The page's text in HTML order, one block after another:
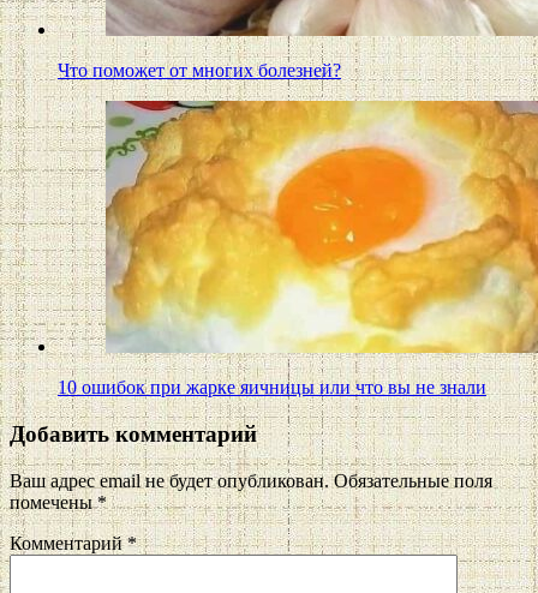
Что поможет от многих болезней?
10 ошибок при жарке яичницы или что вы не знали
Добавить комментарий
Ваш адрес email не будет опубликован. Обязательные поля
помечены*
Комментарий*